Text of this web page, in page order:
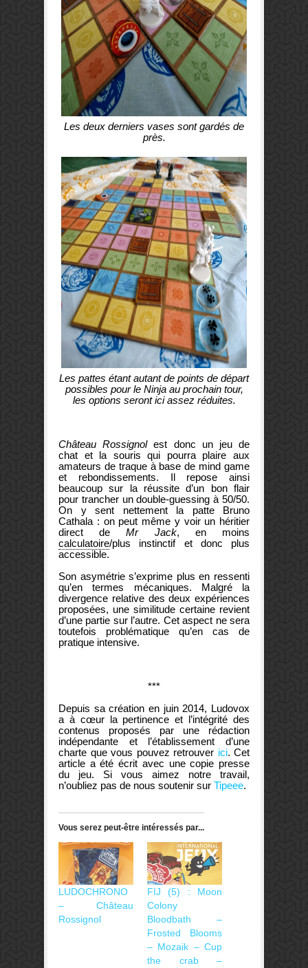
Les deux derniers vases sont gardés de
près.
Les pattes étant autant de points de départ
possibles pour le Ninja au prochain tour,
les options seront ici assez réduites.
Château Rossignolest donc un jeu de
chat et la souris qui pourra plaire aux
amateurs de traque à base de mind game
et rebondissements. Il repose ainsi
beaucoup sur la réussite d’un bon flair
pour trancher un double-guessing à 50/50.
On y sent nettement la patte Bruno
Cathala : on peut même y voir un héritier
direct deMr Jack, en moins
calculatoire/plus instinctif et donc plus
accessible.
Son asymétrie s’exprime plus en ressenti
qu’en termes mécaniques. Malgré la
divergence relative des deux expériences
proposées, une similitude certaine revient
d’une partie sur l’autre. Cet aspect ne sera
toutefois problématique qu’en cas de
pratique intensive.
***
Depuis sa création en juin 2014, Ludovox
a à cœur la pertinence et l’intégrité des
contenus proposés par une rédaction
indépendante et l’établissement d’une
charte que vous pouvez retrouver ici. Cet
article a été écrit avec une copie presse
du jeu. Si vous aimez notre travail,
n’oubliez pas de nous soutenir sur Tipeee.
Vous serez peut-être intéressés par...
LUDOCHRONO
– Château
Rossignol
FIJ (5) : Moon
Colony
Bloodbath –
Frosted Blooms
– Mozaik – Cup
the crab –